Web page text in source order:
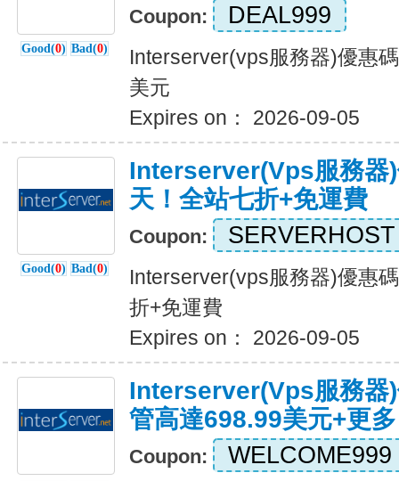
Good(0) Bad(0)
Coupon: DEAL999
Interserver(vps服務器)優惠
美元
Expires on： 2026-09-05
Good(0) Bad(0)
Interserver(vps服務器
天！全站七折+免運費
Coupon: SERVERHOST
Interserver(vps服務器)優惠
折+免運費
Expires on： 2026-09-05
Interserver(vps服務器
管高達698.99美元+更多
Coupon: WELCOME999